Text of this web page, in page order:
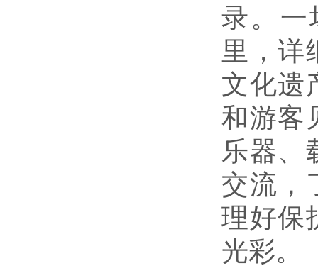
录。一
里，详
文化遗
和游客
乐器、
交流，
理好保
光彩。